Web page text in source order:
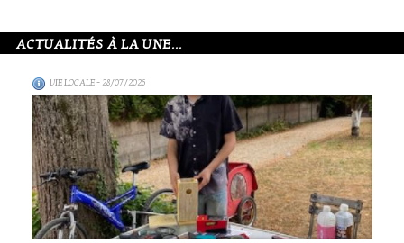
ACTUALITÉS À LA UNE...
VIE LOCALE- 28/07/2026